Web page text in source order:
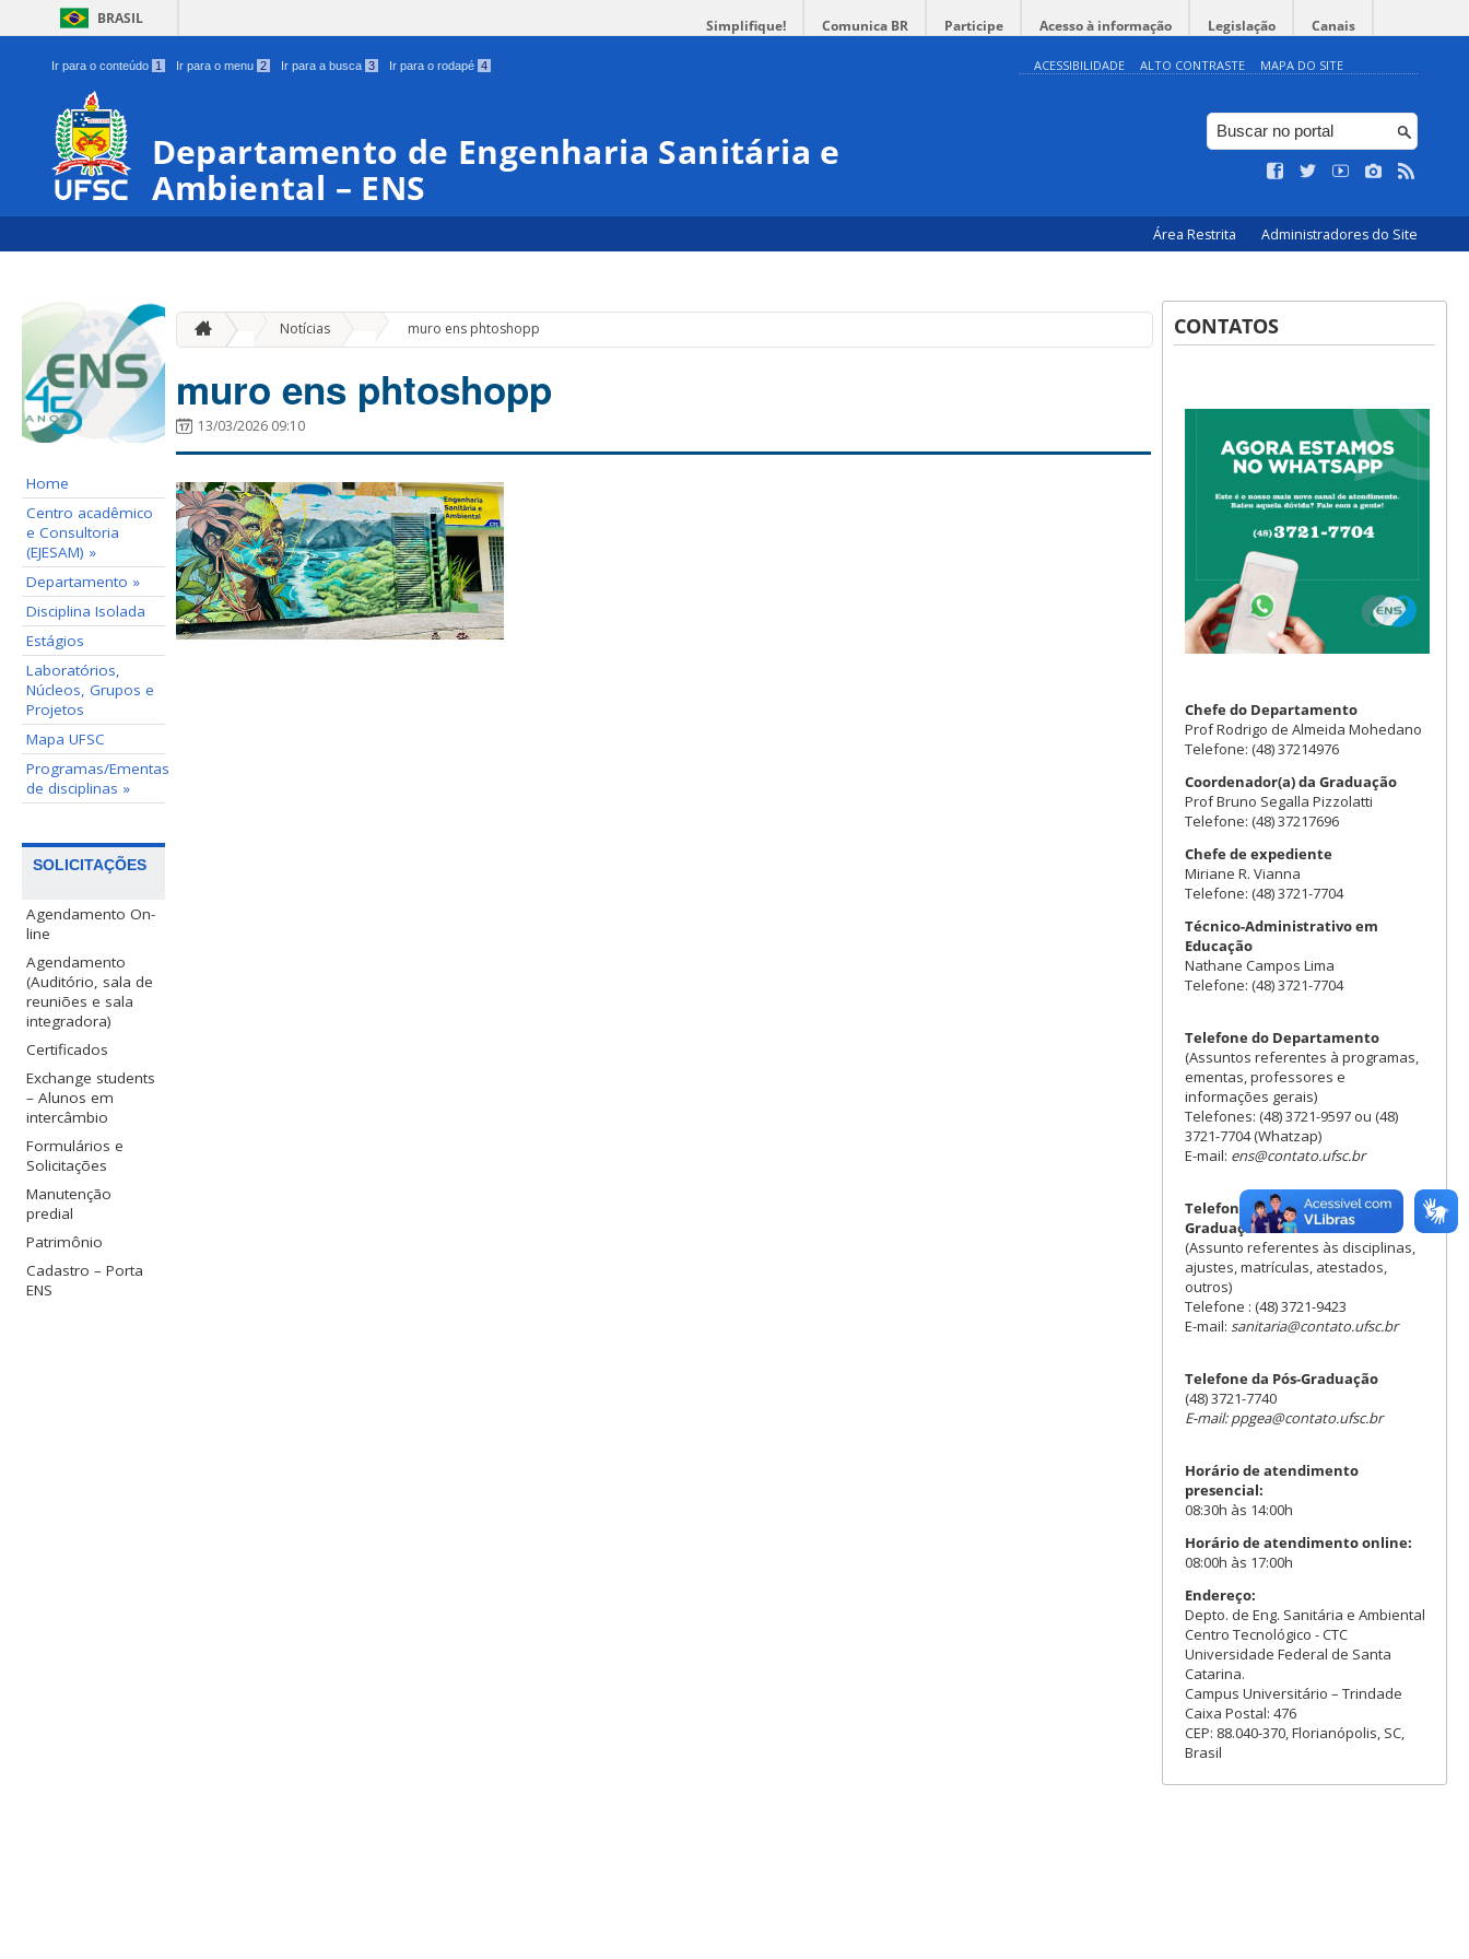
BRASIL Simplifique! Comunica BR Participe Acesso à informação Legislação Canais
Ir para o conteúdo 1 Ir para o menu 2 Ir para a busca 3 Ir para o rodapé 4 ACESSIBILIDADE ALTO CONTRASTE MAPA DO SITE
Departamento de Engenharia Sanitária e
Ambiental – ENS
Área Restrita Administradores do Site
Home
Centro acadêmico
e Consultoria
(EJESAM) »
Departamento »
Disciplina Isolada
Estágios
Laboratórios,
Núcleos, Grupos e
Projetos
Mapa UFSC
Programas/Ementas
de disciplinas »
SOLICITAÇÕES
Agendamento On-
line
Agendamento
(Auditório, sala de
reuniões e sala
integradora)
Certificados
Exchange students
– Alunos em
intercâmbio
Formulários e
Solicitações
Manutenção
predial
Patrimônio
Cadastro – Porta
ENS
Notícias muro ens phtoshopp
muro ens phtoshopp
13/03/2026 09:10
CONTATOS
Chefe do Departamento
Prof Rodrigo de Almeida Mohedano
Telefone: (48) 37214976
Coordenador(a) da Graduação
Prof Bruno Segalla Pizzolatti
Telefone: (48) 37217696
Chefe de expediente
Miriane R. Vianna
Telefone: (48) 3721-7704
Técnico-Administrativo em
Educação
Nathane Campos Lima
Telefone: (48) 3721-7704
Telefone do Departamento
(Assuntos referentes à programas,
ementas, professores e
informações gerais)
Telefones: (48) 3721-9597 ou (48)
3721-7704 (Whatzap)
E-mail: ens@contato.ufsc.br
Telefone da Coordenadoria de
Graduação
(Assunto referentes às disciplinas,
ajustes, matrículas, atestados,
outros)
Telefone : (48) 3721-9423
E-mail:sanitaria@contato.ufsc.br
Telefone da Pós-Graduação
(48) 3721-7740
E-mail: ppgea@contato.ufsc.br
Horário de atendimento
presencial:
08:30h às 14:00h
Horário de atendimento online:
08:00h às 17:00h
Endereço:
Depto. de Eng. Sanitária e Ambiental
Centro Tecnológico - CTC
Universidade Federal de Santa
Catarina.
Campus Universitário – Trindade
Caixa Postal: 476
CEP: 88.040-370, Florianópolis, SC,
Brasil